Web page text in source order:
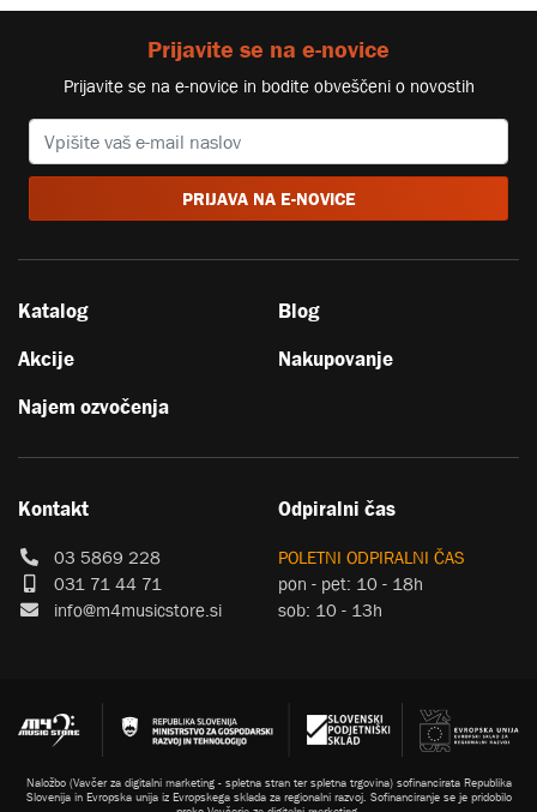
Prijavite se na e-novice
Prijavite se na e-novice in bodite obveščeni o novostih
PRIJAVA NA E-NOVICE
Katalog
Akcije
Najem ozvočenja
Blog
Nakupovanje
Kontakt
03 5869 228
031 71 44 71
info@m4musicstore.si
Odpiralni čas
POLETNI ODPIRALNI ČAS
pon - pet: 10 - 18h
sob: 10 - 13h
Naložbo (Vavčer za digitalni marketing - spletna stran ter spletna trgovina) sofinancirata Republika
Slovenija in Evropska unija iz Evropskega sklada za regionalni razvoj. Sofinanciranje se je pridobilo